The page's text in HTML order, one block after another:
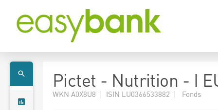
Pictet - Nutrition - I
WKN A0X8U8 | ISIN LU0366533882 | Fonds